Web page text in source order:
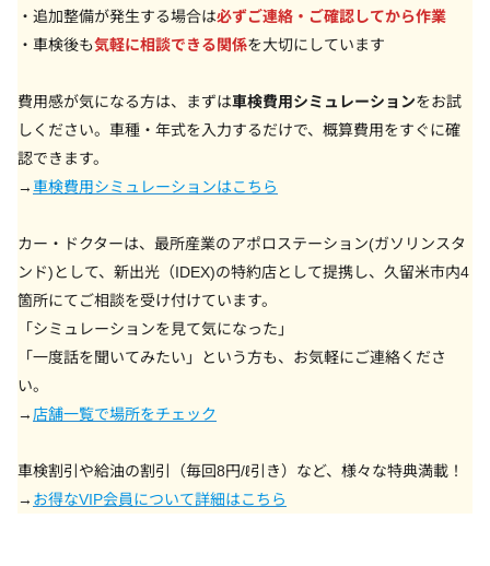
・追加整備が発生する場合は必ずご連絡・ご確認してから作業
・車検後も気軽に相談できる関係を大切にしています
費用感が気になる方は、まずは車検費用シミュレーションをお試
しください。車種・年式を入力するだけで、概算費用をすぐに確
認できます。
→車検費用シミュレーションはこちら
カー・ドクターは、最所産業のアポロステーション(ガソリンスタ
ンド)として、新出光（IDEX)の特約店として提携し、久留米市内4
箇所にてご相談を受け付けています。
「シミュレーションを見て気になった」
「一度話を聞いてみたい」という方も、お気軽にご連絡くださ
い。
→店舗一覧で場所をチェック
車検割引や給油の割引（毎回8円/ℓ引き）など、様々な特典満載！
→ お得なVIP会員について詳細はこちら